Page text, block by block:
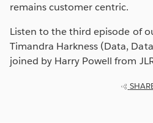
remains customer centric.
Listen to the third episode of
Timandra Harkness (Data,
joined by Harry Powell from